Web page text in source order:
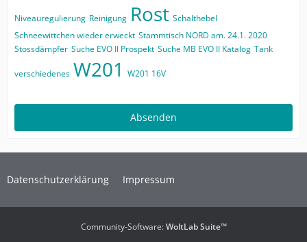
Niveauregulierung Reinigung Rost Schalthebel
Schneewittchen wieder erweckt Stammtisch NORD am. 24.1. 2020
Stossdämpfer Suche EVO II Prospekt Suche MB EVO II Katalog Tank
verschiedenes W201 W201 16V
Datenschutzerklärung Impressum
Community-Software:WoltLab Suite™